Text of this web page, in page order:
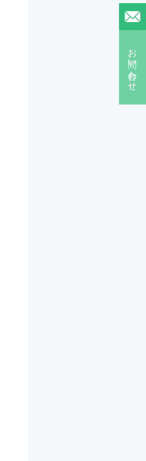
お問い合わせ